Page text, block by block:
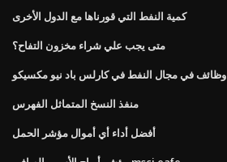
كمية النفط التي قورناها مع الدول الأخرى
متى يجب علي شراء مخزون التفاح؟
وظائف في مجال النفط في كارلس باد نيو مكسيكو
منفذ النسخ المتماثل الفهرس
أفضل أداء أي أموال مؤشر الحمل